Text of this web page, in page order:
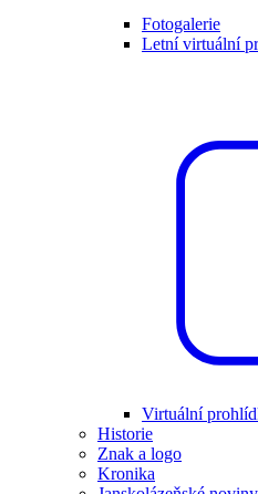
Fotogalerie
Letní virtuální
Virtuální
Historie
Znak a logo
Kronika